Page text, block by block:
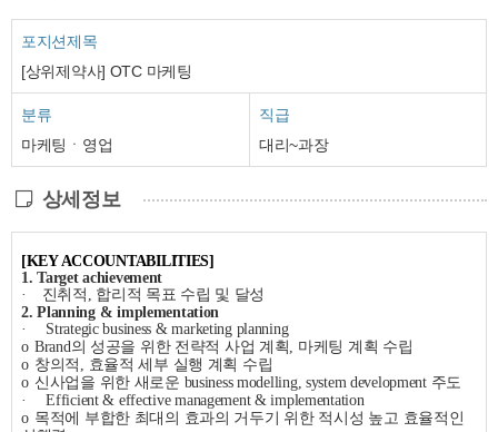
포지션제목
[상위제약사] OTC 마케팅
분류
마케팅ㆍ영업
직급
대리~과장
상세정보
[KEY ACCOUNTABILITIES]
1. Target achievement
·
진취적 , 합리적 목표 수립 및 달성
2. Planning & implementation
·
Strategic business & marketing planning
o Brand의 성공을 위한 전략적 사업 계획, 마케팅 계획 수립
o 창의적 , 효율적 세부 실행 계획 수립
o 신사업을 위한 새로운 business modelling, system development 주도
·
Efficient & effective management & implementation
o 목적에 부합한 최대의 효과의 거두기 위한 적시성 높고 효율적인